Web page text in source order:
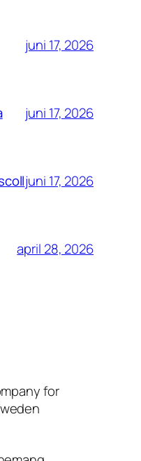
juni 17, 2026
juni 17, 2026
juni 17, 2026
april 28, 2026
for